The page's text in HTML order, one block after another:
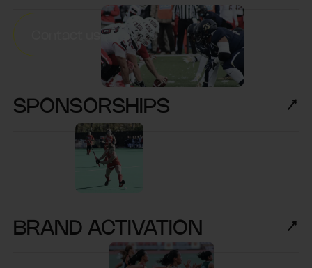
SPONSORSHIPS
BRAND ACTIVATION